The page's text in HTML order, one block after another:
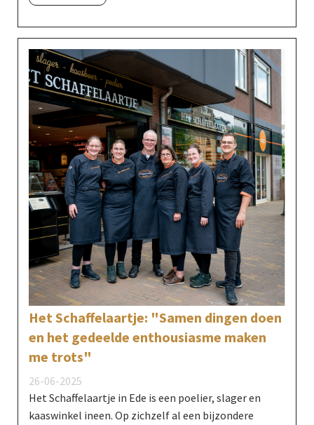
Het Schaffelaartje: "Samen dingen doen
en het gedeelde enthousiasme maken
me trots"
26-06-2025
Het Schaffelaartje in Ede is een poelier, slager en
kaaswinkel ineen. Op zichzelf al een bijzondere